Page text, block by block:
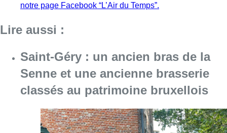
notre page Facebook “L’Air du Temps”.
Lire aussi :
Saint-Géry : un ancien bras de la
Senne et une ancienne brasserie
classés au patrimoine bruxellois